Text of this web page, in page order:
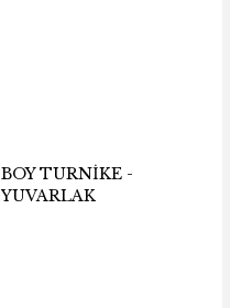
BOY TURNİKE -
YUVARLAK